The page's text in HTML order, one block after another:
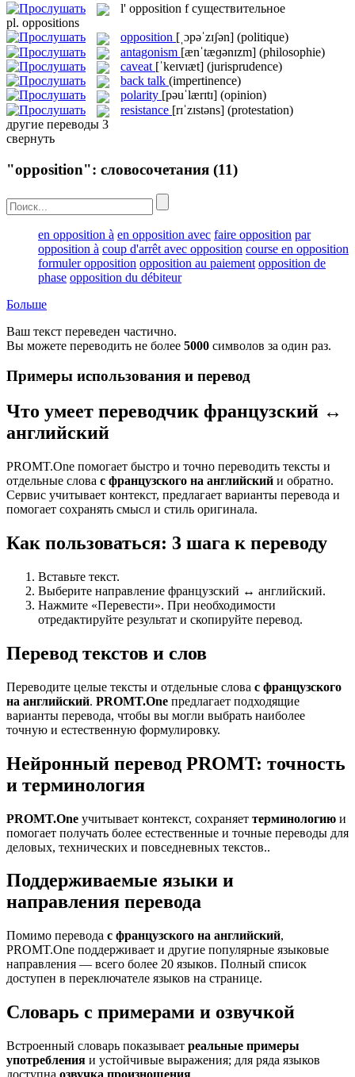
l' opposition f существительное
pl. oppositions
opposition [ˌɔpəˈzɪʃən] (politique)
antagonism [ænˈtæɡənɪzm] (philosophie)
caveat [ˈkeɪvɪæt] (jurisprudence)
back talk (impertinence)
polarity [pəuˈlærɪtɪ] (opinion)
resistance [rɪˈzɪstəns] (protestation)
другие переводы 3
свернуть
"opposition": словосочетания (11)
en opposition à en opposition avec faire opposition par
opposition à coup d'arrêt avec opposition course en opposition
formuler opposition opposition au paiement opposition de
phase opposition du débiteur
Больше
Ваш текст переведен частично.
Вы можете переводить не более 5000 символов за один раз.
Примеры использования и перевод
Что умеет переводчик французский ↔
английский
PROMT.One помогает быстро и точно переводить тексты и
отдельные слова с французского на английский и обратно.
Сервис учитывает контекст, предлагает варианты перевода и
помогает сохранять смысл и стиль оригинала.
Как пользоваться: 3 шага к переводу
Вставьте текст.
Выберите направление французский ↔ английский.
Нажмите «Перевести». При необходимости
отредактируйте результат и скопируйте перевод.
Перевод текстов и слов
Переводите целые тексты и отдельные слова с французского
на английский. PROMT.One предлагает подходящие
варианты перевода, чтобы вы могли выбрать наиболее
точную и естественную формулировку.
Нейронный перевод PROMT: точность
и терминология
PROMT.One учитывает контекст, сохраняет терминологию и
помогает получать более естественные и точные переводы для
деловых, технических и повседневных текстов..
Поддерживаемые языки и
направления перевода
Помимо перевода с французского на английский,
PROMT.One поддерживает и другие популярные языковые
направления — всего более 20 языков. Полный список
доступен в переключателе языков на странице.
Словарь с примерами и озвучкой
Встроенный словарь показывает реальные примеры
употребления и устойчивые выражения; для ряда языков